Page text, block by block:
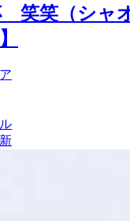
笑笑（シャ